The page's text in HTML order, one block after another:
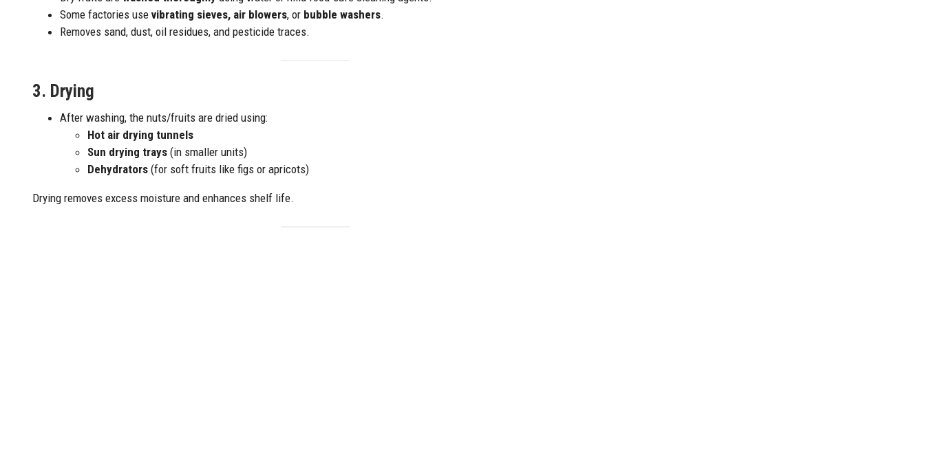
Some factories use vibrating sieves, air blowers, or bubble washers.
Removes sand, dust, oil residues, and pesticide traces.
3. Drying
After washing, the nuts/fruits are dried using:
Hot air drying tunnels
Sun drying trays (in smaller units)
Dehydrators (for soft fruits like figs or apricots)
Drying removes excess moisture and enhances shelf life.